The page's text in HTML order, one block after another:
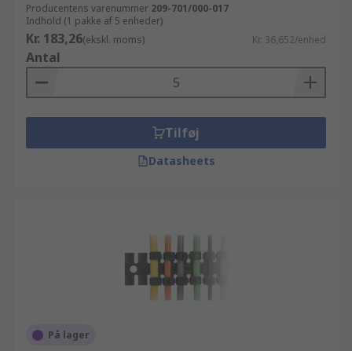
Producentens varenummer 209-701/000-017
Indhold (1 pakke af 5 enheder)
Kr. 183,26(ekskl. moms) Kr. 36,652/enhed
Antal
Tilføj
Datasheets
På lager